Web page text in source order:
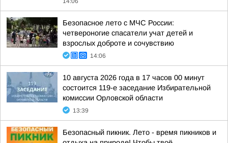
Безопасное лето с МЧС России:
четвероногие спасатели учат детей и
взрослых доброте и сочувствию
14:06
10 августа 2026 года в 17 часов 00 минут
состоится 119-е заседание Избирательной
комиссии Орловской области
13:39
Безопасный пикник. Лето - время пикников и